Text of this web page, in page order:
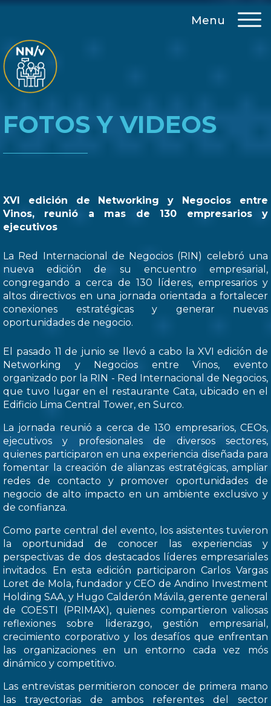
Menu
FOTOS Y VIDEOS
XVI edición de Networking y Negocios entre
Vinos, reunió a mas de 130 empresarios y
ejecutivos
La Red Internacional de Negocios (RIN) celebró una
nueva edición de su encuentro empresarial,
congregando a cerca de 130 líderes, empresarios y
altos directivos en una jornada orientada a fortalecer
conexiones estratégicas y generar nuevas
oportunidades de negocio.
El pasado 11 de junio se llevó a cabo la XVI edición de
Networking y Negocios entre Vinos, evento
organizado por la RIN - Red Internacional de Negocios,
que tuvo lugar en el restaurante Cata, ubicado en el
Edificio Lima Central Tower, en Surco.
La jornada reunió a cerca de 130 empresarios, CEOs,
ejecutivos y profesionales de diversos sectores,
quienes participaron en una experiencia diseñada para
fomentar la creación de alianzas estratégicas, ampliar
redes de contacto y promover oportunidades de
negocio de alto impacto en un ambiente exclusivo y
de confianza.
Como parte central del evento, los asistentes tuvieron
la oportunidad de conocer las experiencias y
perspectivas de dos destacados líderes empresariales
invitados. En esta edición participaron Carlos Vargas
Loret de Mola, fundador y CEO de Andino Investment
Holding SAA, y Hugo Calderón Mávila, gerente general
de COESTI (PRIMAX), quienes compartieron valiosas
reflexiones sobre liderazgo, gestión empresarial,
crecimiento corporativo y los desafíos que enfrentan
las organizaciones en un entorno cada vez mós
dinámico y competitivo.
Las entrevistas permitieron conocer de primera mano
las trayectorias de ambos referentes del sector